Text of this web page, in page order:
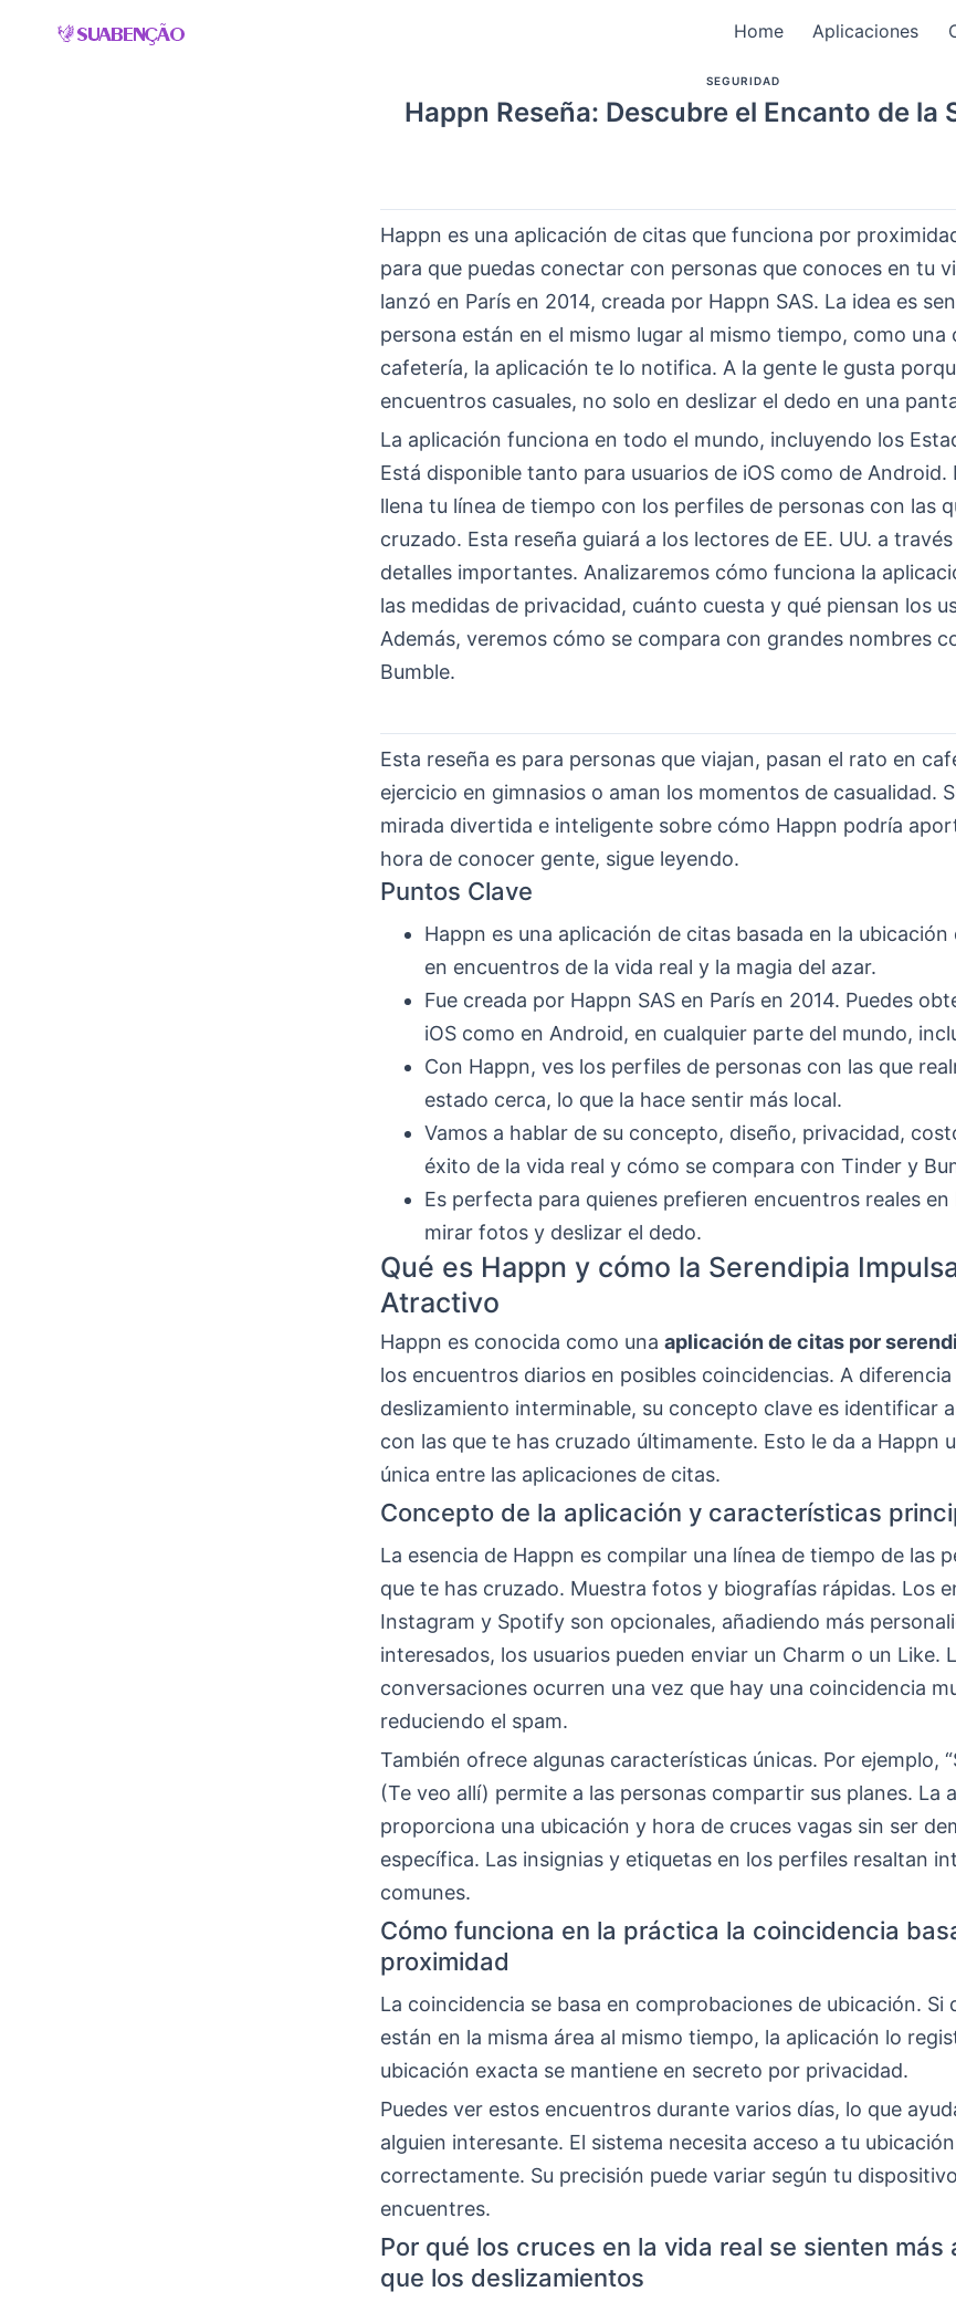
Home Aplicaciones
SEGURIDAD
Happn Reseña: Descubre el Encanto de la
Happn es una aplicación de citas que funciona por
para que puedas conectar con personas que conoces en tu
lanzó en París en 2014, creada por Happn SAS. La idea es
persona están en el mismo lugar al mismo tiempo, como una
cafetería, la aplicación te lo notifica. A la gente le gusta
encuentros casuales, no solo en deslizar el dedo en una
La aplicación funciona en todo el mundo, incluyendo los
Está disponible tanto para usuarios de iOS como de Android.
llena tu línea de tiempo con los perfiles de personas con las
cruzado. Esta reseña guiará a los lectores de EE. UU. a
detalles importantes. Analizaremos cómo funciona la
las medidas de privacidad, cuánto cuesta y qué piensan los
Además, veremos cómo se compara con grandes nombres
Bumble.
Esta reseña es para personas que viajan, pasan el rato en
ejercicio en gimnasios o aman los momentos de casualidad.
mirada divertida e inteligente sobre cómo Happn podría
hora de conocer gente, sigue leyendo.
Puntos Clave
Happn es una aplicación de citas basada en la ubicación
en encuentros de la vida real y la magia del azar.
Fue creada por Happn SAS en París en 2014. Puedes
iOS como en Android, en cualquier parte del mundo,
Con Happn, ves los perfiles de personas con las que
estado cerca, lo que la hace sentir más local.
Vamos a hablar de su concepto, diseño, privacidad,
éxito de la vida real y cómo se compara con Tinder y
Es perfecta para quienes prefieren encuentros reales en
mirar fotos y deslizar el dedo.
Qué es Happn y cómo la Serendipia
Atractivo
Happn es conocida como una aplicación de citas por
los encuentros diarios en posibles coincidencias. A diferencia
deslizamiento interminable, su concepto clave es identificar
con las que te has cruzado últimamente. Esto le da a Happn
única entre las aplicaciones de citas.
Concepto de la aplicación y características
La esencia de Happn es compilar una línea de tiempo de las
que te has cruzado. Muestra fotos y biografías rápidas. Los
Instagram y Spotify son opcionales, añadiendo más
interesados, los usuarios pueden enviar un Charm o un Like.
conversaciones ocurren una vez que hay una coincidencia
reduciendo el spam.
También ofrece algunas características únicas. Por ejemplo,
(Te veo allí) permite a las personas compartir sus planes. La
proporciona una ubicación y hora de cruces vagas sin ser
específica. Las insignias y etiquetas en los perfiles resaltan
comunes.
Cómo funciona en la práctica la coincidencia
proximidad
La coincidencia se basa en comprobaciones de ubicación. Si
están en la misma área al mismo tiempo, la aplicación lo
ubicación exacta se mantiene en secreto por privacidad.
Puedes ver estos encuentros durante varios días, lo que
alguien interesante. El sistema necesita acceso a tu
correctamente. Su precisión puede variar según tu
encuentres.
Por qué los cruces en la vida real se sienten más
que los deslizamientos